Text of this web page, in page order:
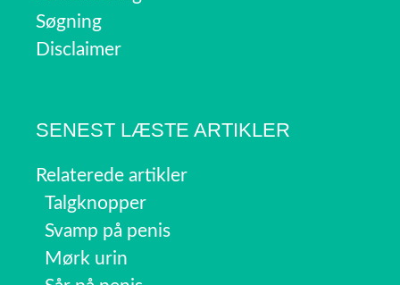
Søgning
Disclaimer
SENEST LÆSTE ARTIKLER
Relaterede artikler
Talgknopper
Svamp på penis
Mørk urin